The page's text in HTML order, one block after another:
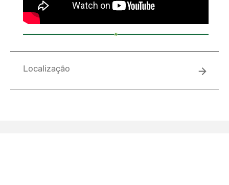
Localização